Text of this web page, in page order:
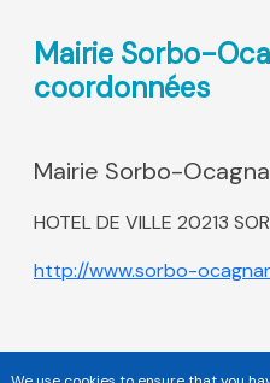
Mairie Sorbo-
coordonnées
Mairie Sorbo-
HOTEL DE VILLE 20213
http://www.sorbo-